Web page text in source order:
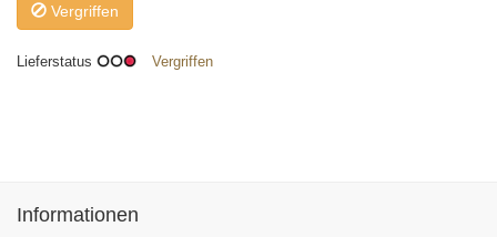
Vergriffen
Lieferstatus Vergriffen
Informationen